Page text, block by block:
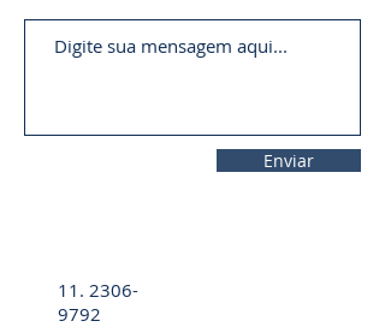
Enviar
11. 2306-
9792